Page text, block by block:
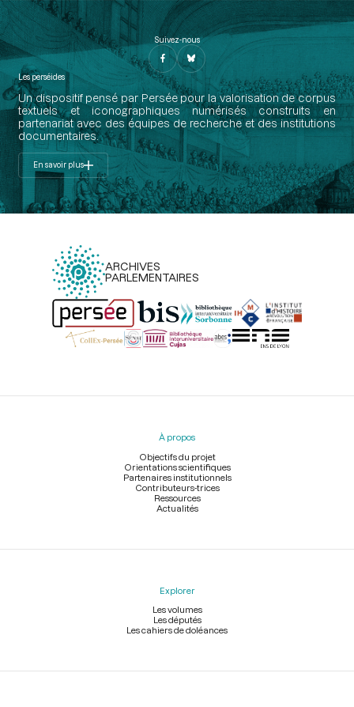
Suivez-nous
Les perséides
Un dispositif pensé par Persée pour la valorisation de corpus
textuels et iconographiques numérisés construits en
partenariat avec des équipes de recherche et des institutions
documentaires.
En savoir plus
ARCHIVES
PARLEMENTAIRES
Menu
À propos
Objectifs du projet
Orientations scientifiques
Partenaires institutionnels
Contributeurs-trices
Ressources
Actualités
Explorer
Les volumes
Les députés
Les cahiers de doléances